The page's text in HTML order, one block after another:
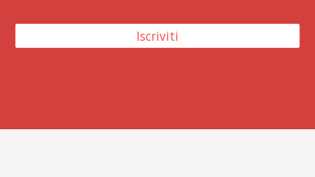
Iscriviti